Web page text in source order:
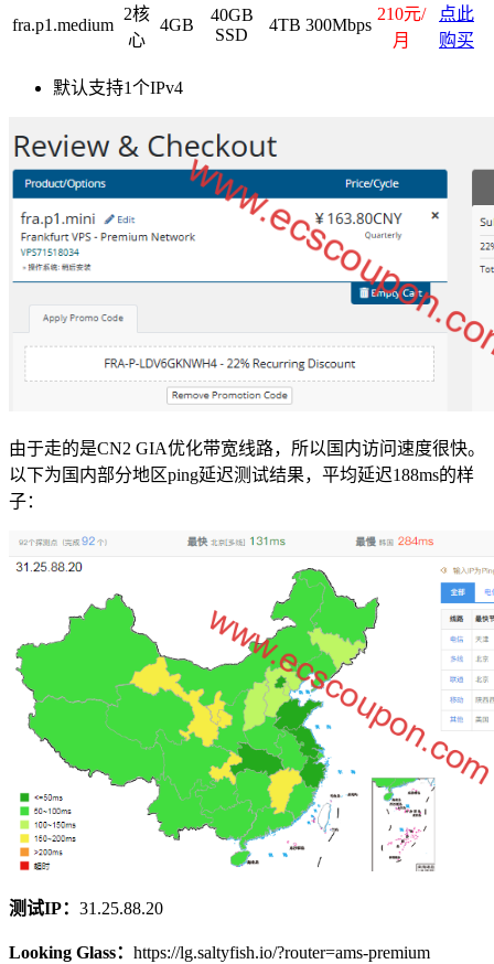
fra.p1.medium
2核
心
4GB
40GB
SSD
4TB 300Mbps
210元/
月
点此
购买
默认支持1个IPv4
由于走的是CN2 GIA优化带宽线路，所以国内访问速度很快。
以下为国内部分地区ping延迟测试结果，平均延迟188ms的样
子：
测试IP： 31.25.88.20
Looking Glass： https://lg.saltyfish.io/?router=ams-premium